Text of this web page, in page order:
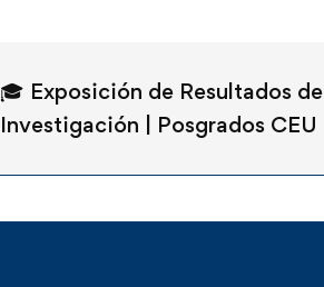
🎓 Exposición de Resultados de
Investigación | Posgrados CEU